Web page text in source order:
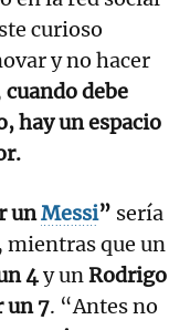
curioso
y no hacer
cuando debe
hay un espacio
unMessi” sería
mientras que un
4y unRodrigo
un 7. “Antes no